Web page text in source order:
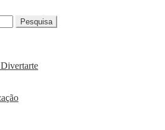
Pesquisa